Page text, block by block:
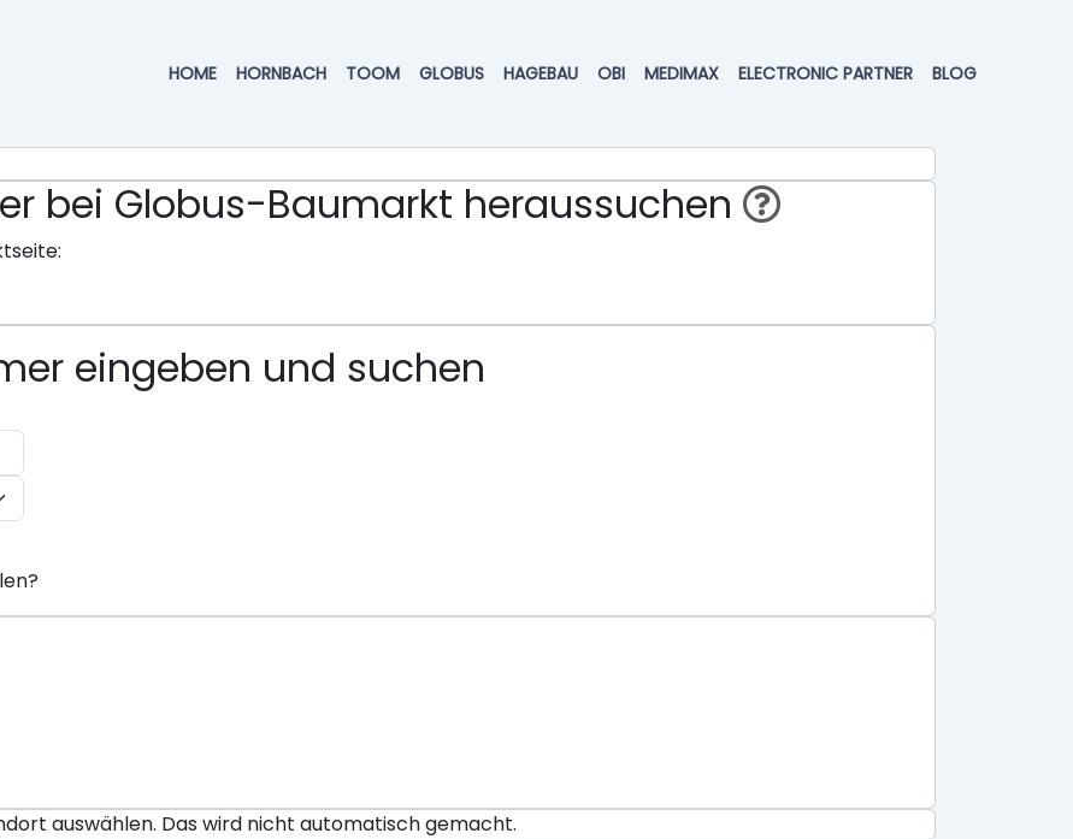
HOME HORNBACH TOOM GLOBUS HAGEBAU OBI MEDIMAX ELECTRONIC PARTNER BLOG
bei Globus-Baumarkt heraussuchen
eingeben und suchen
auswählen. Das wird nicht automatisch gemacht.